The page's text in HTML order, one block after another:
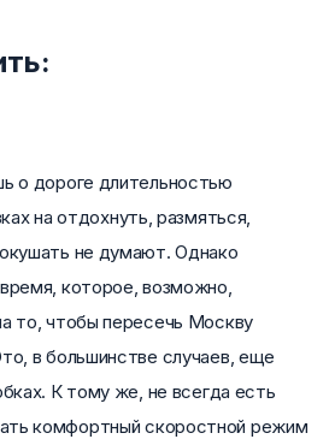
о дороге длительностью
на отдохнуть, размяться,
не думают. Однако
которое, возможно,
то, чтобы пересечь Москву
в большинстве случаев, еще
К тому же, не всегда есть
комфортный скоростной режим